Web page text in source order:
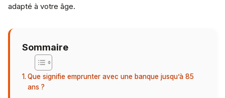
adapté à votre âge.
Sommaire
Que signifie emprunter avec une banque jusqu’à 85
ans ?